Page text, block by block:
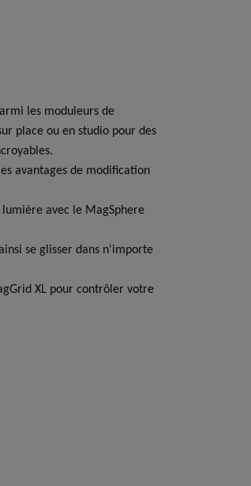
les moduleurs de
place ou en studio pour des
avantages de modification
avec le MagSphere
se glisser dans n'importe
XL pour contrôler votre